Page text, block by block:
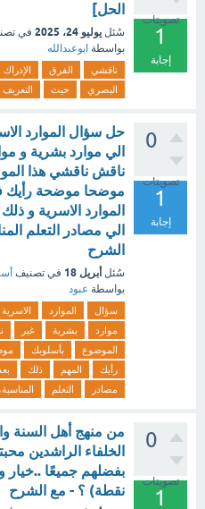
تصويتات
1
إجابة
الحل]
سُئل يوليو 24، 2025 في
بواسطة ابوعبدالله
ناقشي الفرق الإدراك
البصري
حيث التعريف
0
تصويتات
1
إجابة
حل سؤال الموارد
الي موارد بشرية و
ناقش ناقشي هذا
موضحا موضحة رأيك
الموارد الاسرية و
الي مصادر التعلم
الشرح
سُئل أبريل 18 في تصنيف
بواسطة عبود
سؤال الموارد الاسرية
موارد
بشرية غير
الموضوع
بأسلوبك
رأيك
المهم ذلك بعد
مصادر
التعلم المناسبة،
0
تصويتات
1
من منهج أهل السنة
الخلفاء الراشدين
نقطة) ؟ - مع الشرح